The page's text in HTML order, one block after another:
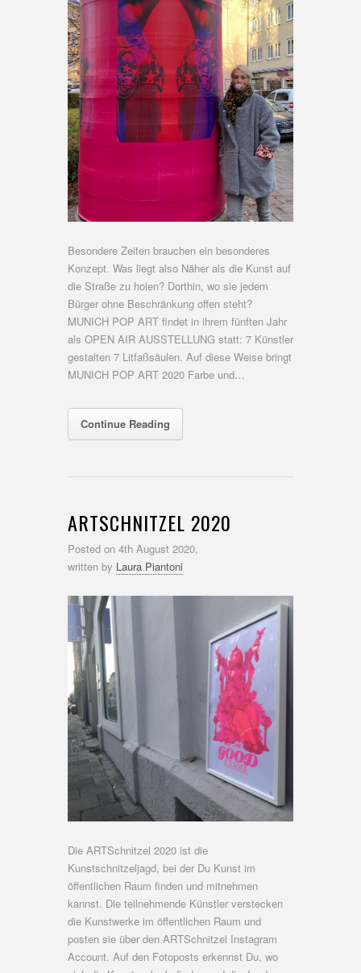
Besondere Zeiten brauchen ein besonderes
Konzept. Was liegt also Näher als die Kunst auf
die Straße zu holen? Dorthin, wo sie jedem
Bürger ohne Beschränkung offen steht?
MUNICH POP ART findet in ihrem fünften Jahr
als OPEN AIR AUSSTELLUNG statt: 7 Künstler
gestalten 7 Litfaßsäulen. Auf diese Weise bringt
MUNICH POP ART 2020 Farbe und…
Continue Reading
ARTSCHNITZEL 2020
Posted on 4th August 2020,
written by Laura Piantoni
Die ARTSchnitzel 2020 ist die
Kunstschnitzeljagd, bei der Du Kunst im
öffentlichen Raum finden und mitnehmen
kannst. Die teilnehmende Künstler verstecken
die Kunstwerke im öffentlichen Raum und
posten sie über den ARTSchnitzel Instagram
Account. Auf den Fotoposts erkennst Du, wo